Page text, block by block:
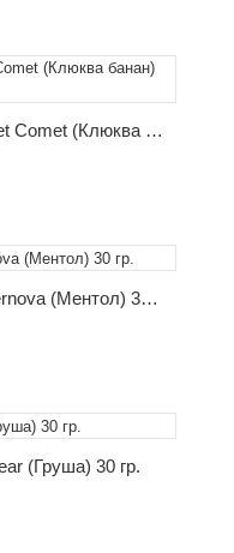
Табак Dark Side Core - Sweet Comet (Клюква банан) 30 гр.
Табак Dark Side Core - Supernova (Ментол) 30 гр.
(Груша) 30 гр.